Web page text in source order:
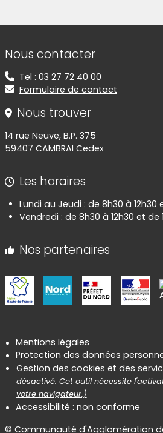
Informations de contact
Nous contacter
Tel : 03 27 72 40 00
Formulaire de contact
Nous trouver
14 rue Neuve, B.P. 375
59407 CAMBRAI Cedex
Les horaires
Lundi au Jeudi : de 8h30 à 12h30
Vendredi : de 8h30 à 12h30 et de
Nos partenaires
Informations
Mentions légales
Protection des données
Gestion des cookies et des
désactivé. Cet outil nécessite
votre navigateur.)
Accessibilité : non conforme
© Communauté d'Agglomération